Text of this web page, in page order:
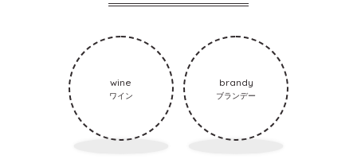
wine
ワイン
brandy
ブランデー